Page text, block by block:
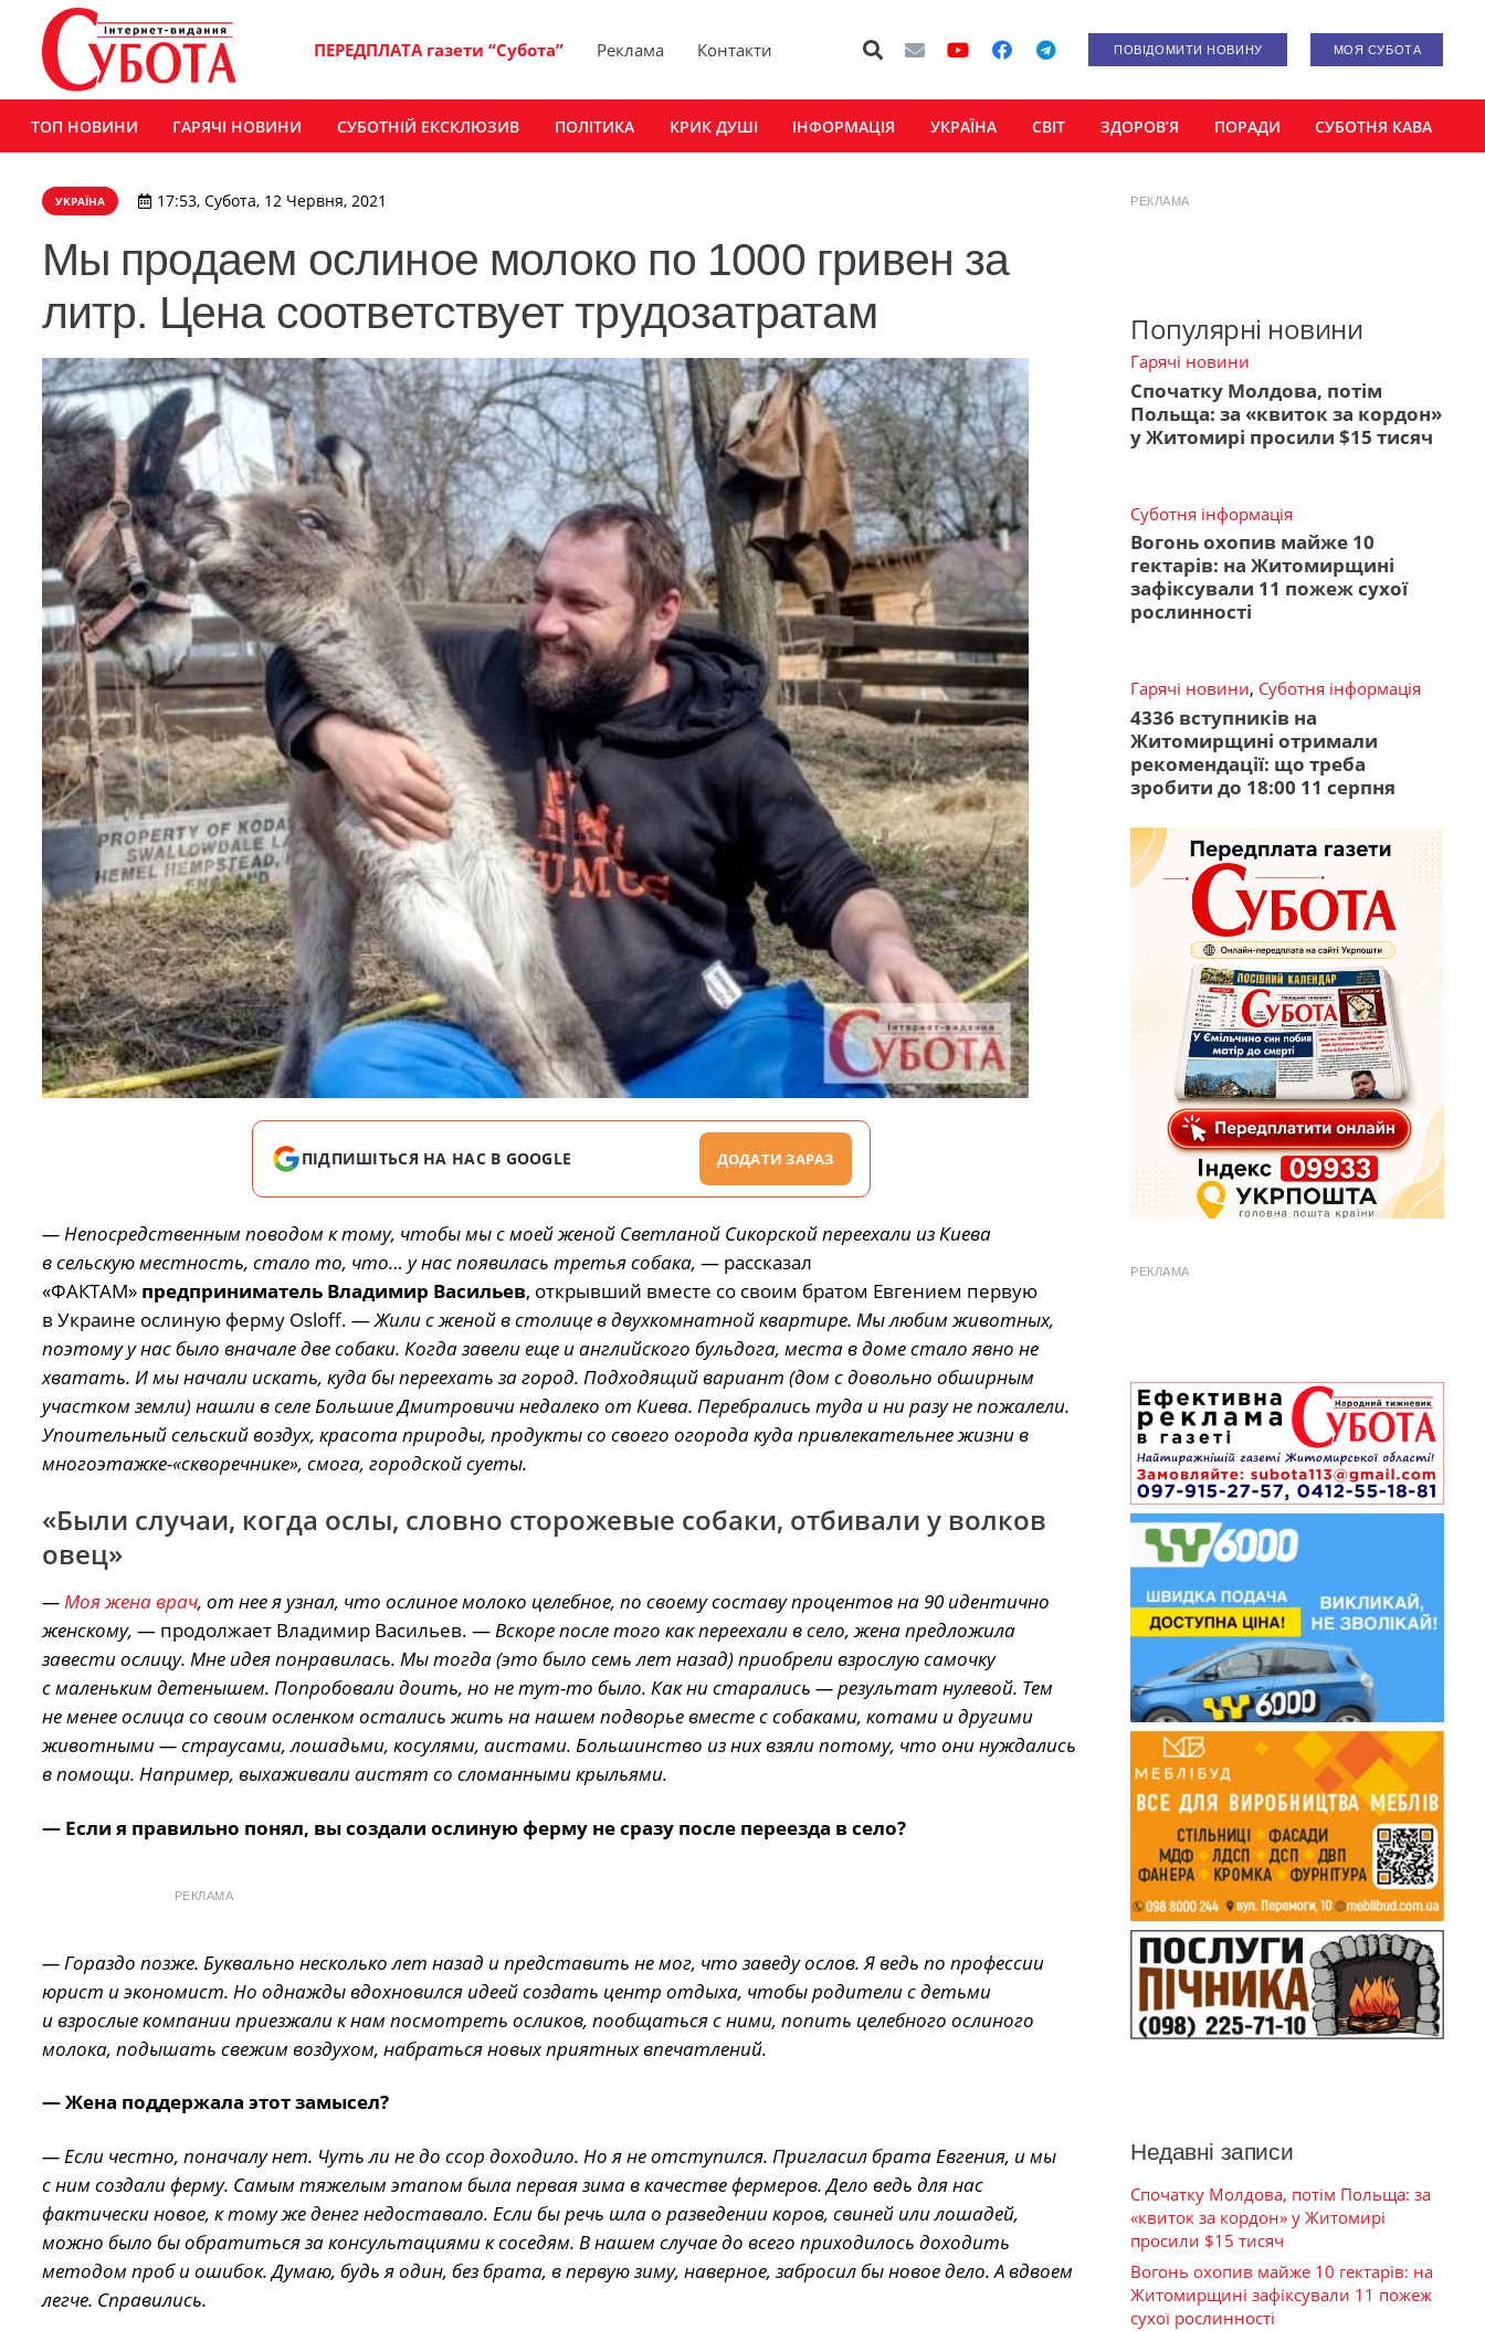
ПЕРЕДПЛАТА газети “Субота” Реклама Контакти ПОВІДОМИТИ НОВИНУ МОЯ СУБОТА
ТОП НОВИНИ ГАРЯЧІ НОВИНИ СУБОТНІЙ ЕКСКЛЮЗИВ ПОЛІТИКА КРИК ДУШІ ІНФОРМАЦІЯ УКРАЇНА СВІТ ЗДОРОВ’Я ПОРАДИ СУБОТНЯ КАВА
УКРАЇНА 17:53, Субота, 12 Червня, 2021
Мы продаем ослиное молоко по 1000 гривен за
литр. Цена соответствует трудозатратам
ПІДПИШІТЬСЯ НА НАС В GOOGLE ДОДАТИ ЗАРАЗ
— Непосредственным поводом к тому, чтобы мы с моей женой Светланой Сикорской переехали из Киева
в сельскую местность, стало то, что… у нас появилась третья собака, — рассказал
«ФАКТАМ» предприниматель Владимир Васильев, открывший вместе со своим братом Евгением первую
в Украине ослиную ферму Оsloff. —Жили с женой в столице в двухкомнатной квартире. Мы любим животных,
поэтому у нас было вначале две собаки. Когда завели еще и английского бульдога, места в доме стало явно не
хватать. И мы начали искать, куда бы переехать за город. Подходящий вариант (дом с довольно обширным
участком земли) нашли в селе Большие Дмитровичи недалеко от Киева. Перебрались туда и ни разу не пожалели.
Упоительный сельский воздух, красота природы, продукты со своего огорода куда привлекательнее жизни в
многоэтажке-«скворечнике», смога, городской суеты.
«Были случаи, когда ослы, словно сторожевые собаки, отбивали у волков
овец»
—Моя жена врач, от нее я узнал, что ослиное молоко целебное, по своему составу процентов на 90 идентично
женскому, — продолжает Владимир Васильев. —Вскоре после того как переехали в село, жена предложила
завести ослицу. Мне идея понравилась. Мы тогда (это было семь лет назад) приобрели взрослую самочку
с маленьким детенышем. Попробовали доить, но не тут-то было. Как ни старались — результат нулевой. Тем
не менее ослица со своим осленком остались жить на нашем подворье вместе с собаками, котами и другими
животными — страусами, лошадьми, косулями, аистами. Большинство из них взяли потому, что они нуждались
в помощи. Например, выхаживали аистят со сломанными крыльями.
— Если я правильно понял, вы создали ослиную ферму не сразу после переезда в село?
РЕКЛАМА
— Гораздо позже. Буквально несколько лет назад и представить не мог, что заведу ослов. Я ведь по профессии
юрист и экономист. Но однажды вдохновился идеей создать центр отдыха, чтобы родители с детьми
и взрослые компании приезжали к нам посмотреть осликов, пообщаться с ними, попить целебного ослиного
молока, подышать свежим воздухом, набраться новых приятных впечатлений.
— Жена поддержала этот замысел?
— Если честно, поначалу нет. Чуть ли не до ссор доходило. Но я не отступился. Пригласил брата Евгения, и мы
с ним создали ферму. Самым тяжелым этапом была первая зима в качестве фермеров. Дело ведь для нас
фактически новое, к тому же денег недоставало. Если бы речь шла о разведении коров, свиней или лошадей,
можно было бы обратиться за консультациями к соседям. В нашем случае до всего приходилось доходить
методом проб и ошибок. Думаю, будь я один, без брата, в первую зиму, наверное, забросил бы новое дело. А вдвоем
легче. Справились.
РЕКЛАМА
Популярні новини
Гарячі новини
Спочатку Молдова, потім
Польща: за «квиток за кордон»
у Житомирі просили $15 тисяч
Суботня інформація
Вогонь охопив майже 10
гектарів: на Житомирщині
зафіксували 11 пожеж сухої
рослинності
Гарячі новини, Суботня інформація
4336 вступників на
Житомирщині отримали
рекомендації: що треба
зробити до 18:00 11 серпня
РЕКЛАМА
Недавні записи
Спочатку Молдова, потім Польща: за
«квиток за кордон» у Житомирі
просили $15 тисяч
Вогонь охопив майже 10 гектарів: на
Житомирщині зафіксували 11 пожеж
сухої рослинності